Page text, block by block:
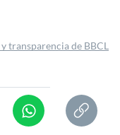
transparencia de BBCL